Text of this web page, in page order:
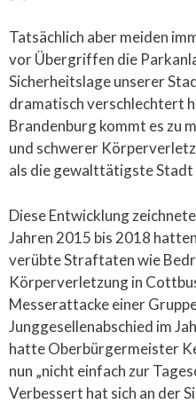
Tatsächlich aber meiden
vor Übergriffen die
Sicherheitslage unserer
dramatisch verschlechtert
Brandenburg kommt es zu
und schwerer
als die gewalttätigste Stadt
Diese Entwicklung
Jahren 2015 bis 2018
verübte Straftaten wie
Körperverletzung in
Messerattacke einer
Junggesellenabschied im
hatte Oberbürgermeister
nun „nicht einfach zur
Verbessert hat sich an der